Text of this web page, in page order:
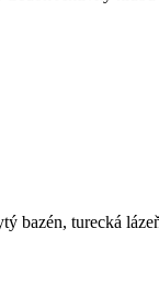
bazén, turecká